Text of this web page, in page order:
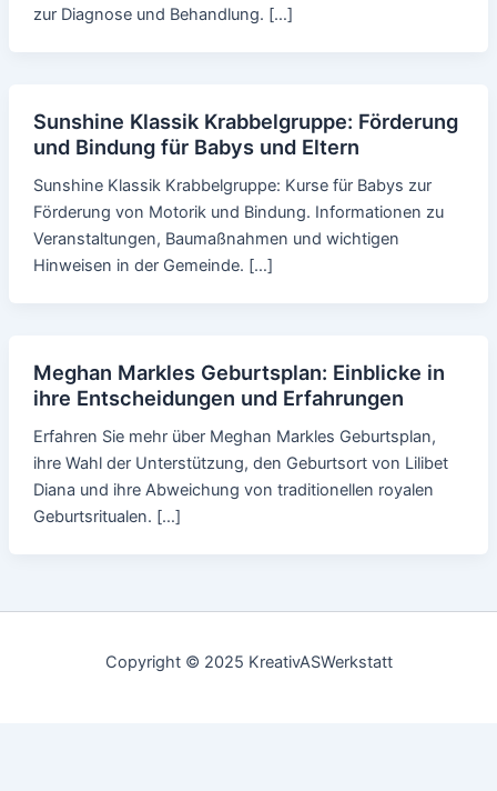
zur Diagnose und Behandlung. […]
Sunshine Klassik Krabbelgruppe: Förderung
und Bindung für Babys und Eltern
Sunshine Klassik Krabbelgruppe: Kurse für Babys zur
Förderung von Motorik und Bindung. Informationen zu
Veranstaltungen, Baumaßnahmen und wichtigen
Hinweisen in der Gemeinde. […]
Meghan Markles Geburtsplan: Einblicke in
ihre Entscheidungen und Erfahrungen
Erfahren Sie mehr über Meghan Markles Geburtsplan,
ihre Wahl der Unterstützung, den Geburtsort von Lilibet
Diana und ihre Abweichung von traditionellen royalen
Geburtsritualen. […]
Copyright © 2025 KreativASWerkstatt